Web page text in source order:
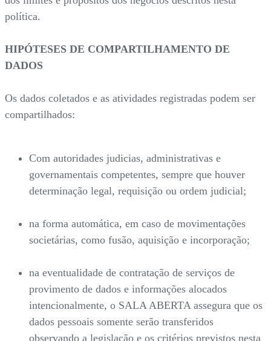
política.
HIPÓTESES DE COMPARTILHAMENTO DE
DADOS
Os dados coletados e as atividades registradas podem ser
compartilhados:
Com autoridades judicias, administrativas e
governamentais competentes, sempre que houver
determinação legal, requisição ou ordem judicial;
na forma automática, em caso de movimentações
societárias, como fusão, aquisição e incorporação;
na eventualidade de contratação de serviços de
provimento de dados e informações alocados
intencionalmente, o SALA ABERTA assegura que os
dados pessoais somente serão transferidos
observando a legislação e os critérios previstos nesta